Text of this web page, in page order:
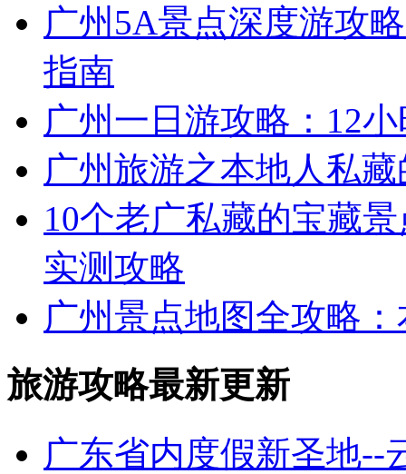
广州5A景点深度游攻
指南
广州一日游攻略：12
广州旅游之本地人私
10个老广私藏的宝藏
实测攻略
广州景点地图全攻略
旅游攻略最新更新
广东省内度假新圣地--